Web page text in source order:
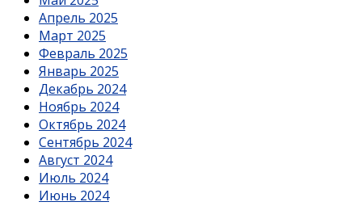
Апрель 2025
Март 2025
Февраль 2025
Январь 2025
Декабрь 2024
Ноябрь 2024
Октябрь 2024
Сентябрь 2024
Август 2024
Июль 2024
Июнь 2024